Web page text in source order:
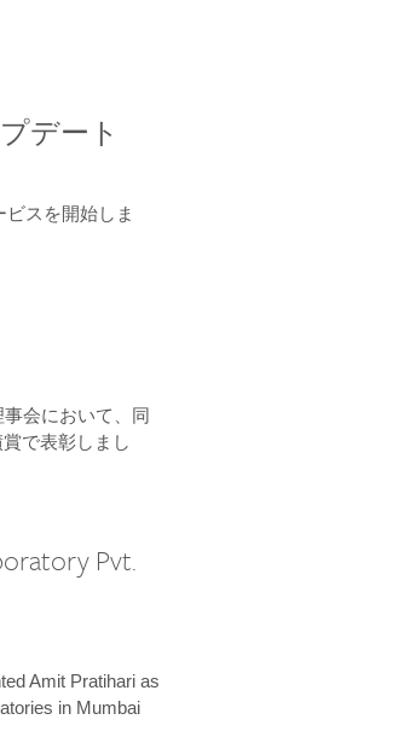
デート
スを開始しま
会において、同
で表彰しまし
Pvt.
Amit Pratihari as
in Mumbai